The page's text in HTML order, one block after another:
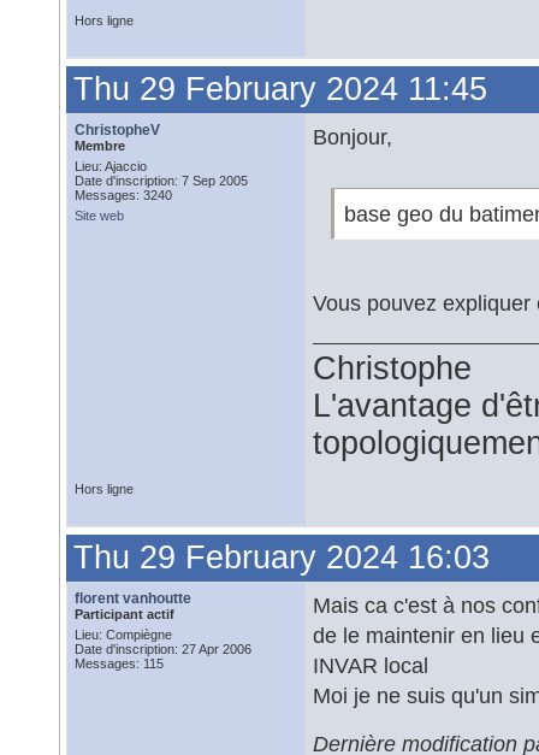
Hors ligne
Thu 29 February 2024 11:45
ChristopheV
Membre
Lieu: Ajaccio
Date d'inscription: 7 Sep 2005
Messages: 3240
Site web
Bonjour,
base geo du
Vous pouvez
Christophe
L'avantage
Hors ligne
Thu 29 February 2024 16:03
florent vanhoutte
Participant actif
Lieu: Compiègne
Date d'inscription: 27 Apr 2006
Messages: 115
Mais ca c'est à nos
de le maintenir en lieu
INVAR local
Moi je ne suis qu'un
Dernière modification